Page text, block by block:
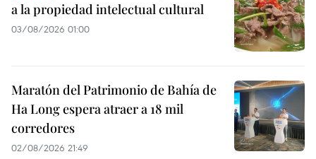
a la propiedad intelectual cultural
03/08/2026 01:00
Maratón del Patrimonio de Bahía de
Ha Long espera atraer a 18 mil
corredores
02/08/2026 21:49